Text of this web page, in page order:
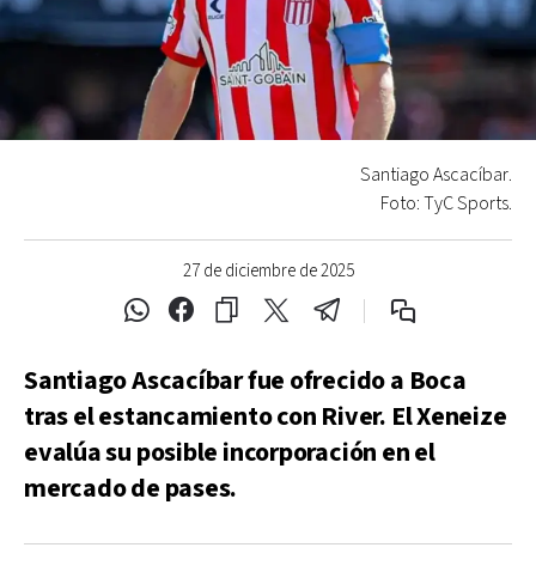
27 de diciembre de 2025
Santiago Ascacíbar.
Foto: TyC Sports.
Santiago Ascacíbar fue ofrecido a Boca
tras el estancamiento con River. El Xeneize
evalúa su posible incorporación en el
mercado de pases.